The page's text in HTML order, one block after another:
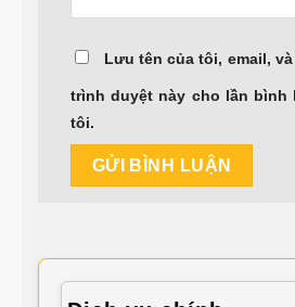
Lưu tên của tôi, email,
trình duyệt này cho lần bình
tôi.